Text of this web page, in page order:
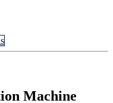
Machine